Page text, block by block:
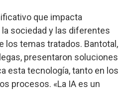
que impacta
sociedad y las diferentes
los temas tratados. Bantotal,
presentaron soluciones
esta tecnología, tanto en los
procesos. «La IA es un